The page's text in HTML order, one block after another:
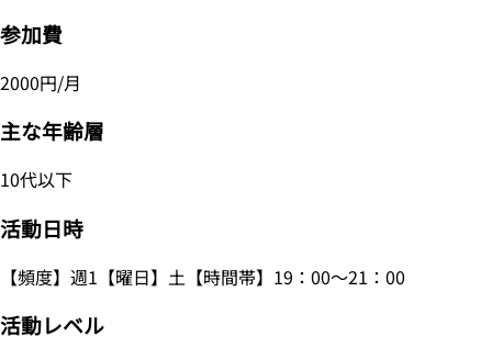
参加費
2000円/月
主な年齢層
10代以下
活動日時
【頻度】週1【曜日】土【時間帯】19：00～21：00
活動レベル